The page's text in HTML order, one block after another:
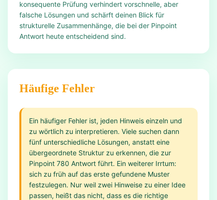
konsequente Prüfung verhindert vorschnelle, aber
falsche Lösungen und schärft deinen Blick für
strukturelle Zusammenhänge, die bei der Pinpoint
Antwort heute entscheidend sind.
Häufige Fehler
Ein häufiger Fehler ist, jeden Hinweis einzeln und
zu wörtlich zu interpretieren. Viele suchen dann
fünf unterschiedliche Lösungen, anstatt eine
übergeordnete Struktur zu erkennen, die zur
Pinpoint 780 Antwort führt. Ein weiterer Irrtum:
sich zu früh auf das erste gefundene Muster
festzulegen. Nur weil zwei Hinweise zu einer Idee
passen, heißt das nicht, dass es die richtige